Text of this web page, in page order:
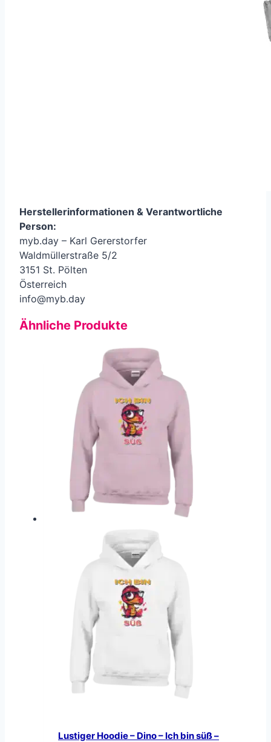
Herstellerinformationen & Verantwortliche
Person:
myb.day – Karl Gererstorfer
Waldmüllerstraße 5/2
3151 St. Pölten
Österreich
info@myb.day
Ähnliche Produkte
Lustiger Hoodie – Dino – Ich bin süß –